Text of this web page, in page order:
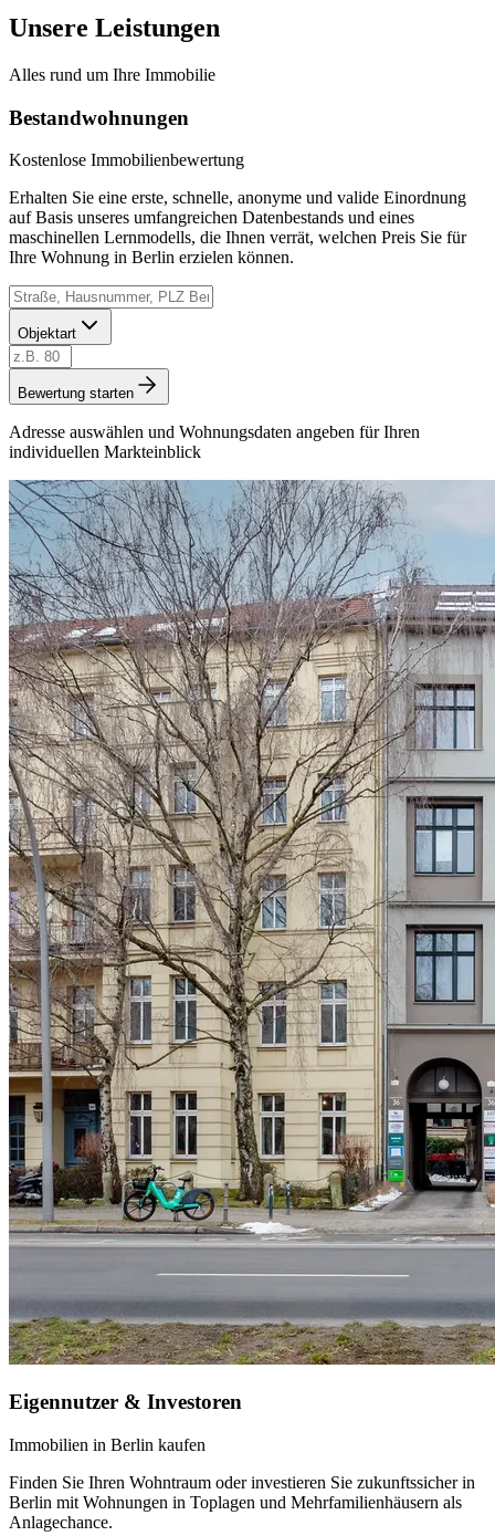
Unsere Leistungen
Alles rund um Ihre Immobilie
Bestandwohnungen
Kostenlose Immobilienbewertung
Erhalten Sie eine erste, schnelle, anonyme und valide Einordnung
auf Basis unseres umfangreichen Datenbestands und eines
maschinellen Lernmodells, die Ihnen verrät, welchen Preis Sie für
Ihre Wohnung in Berlin erzielen können.
Objektart
Bewertung starten
Adresse auswählen und Wohnungsdaten angeben für Ihren
individuellen Markteinblick
Eigennutzer & Investoren
Immobilien in Berlin kaufen
Finden Sie Ihren Wohntraum oder investieren Sie zukunftssicher in
Berlin mit Wohnungen in Toplagen und Mehrfamilienhäusern als
Anlagechance.